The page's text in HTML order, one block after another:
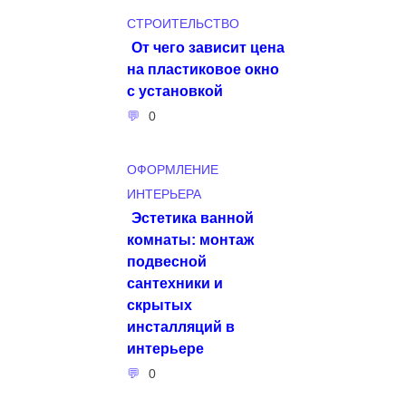
СТРОИТЕЛЬСТВО
От чего зависит цена
на пластиковое окно
с установкой
0
ОФОРМЛЕНИЕ
ИНТЕРЬЕРА
Эстетика ванной
комнаты: монтаж
подвесной
сантехники и
скрытых
инсталляций в
интерьере
0